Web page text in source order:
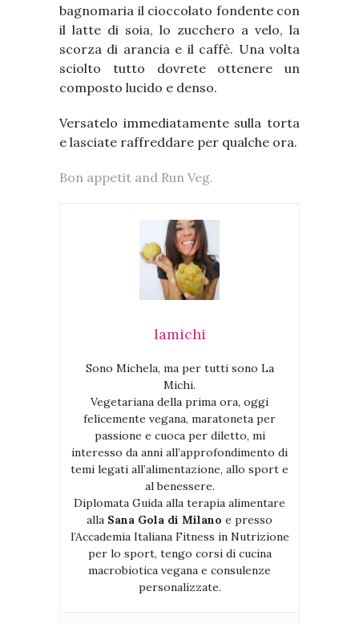
bagnomaria il cioccolato fondente con
il latte di soia, lo zucchero a velo, la
scorza di arancia e il caffè. Una volta
sciolto tutto dovrete ottenere un
composto lucido e denso.
Versatelo immediatamente sulla torta
e lasciate raffreddare per qualche ora.
Bon appetit and Run Veg.
lamichi
Sono Michela, ma per tutti sono La
Michi.
Vegetariana della prima ora, oggi
felicemente vegana, maratoneta per
passione e cuoca per diletto, mi
interesso da anni all’approfondimento di
temi legati all’alimentazione, allo sport e
al benessere.
Diplomata Guida alla terapia alimentare
alla Sana Gola di Milano e presso
l’Accademia Italiana Fitness in Nutrizione
per lo sport, tengo corsi di cucina
macrobiotica vegana e consulenze
personalizzate.